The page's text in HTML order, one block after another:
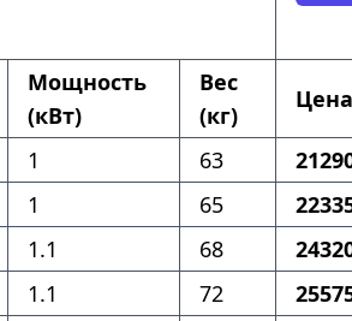
Мощность
(кВт)
Вес
(кг)
Цена
1 63
1 65
1.1 68
1.1 72